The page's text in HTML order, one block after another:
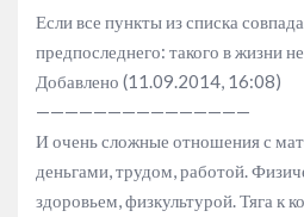
Если все пункты из списка
предпоследнего: такого в жизни
Добавлено (11.09.2014, 16:08)
———————————————
И очень сложные отношения с
деньгами, трудом, работой.
здоровьем, физкультурой. Тяга к